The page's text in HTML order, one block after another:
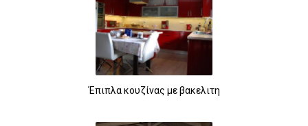
Έπιπλα κουζίνας με βακελιτη